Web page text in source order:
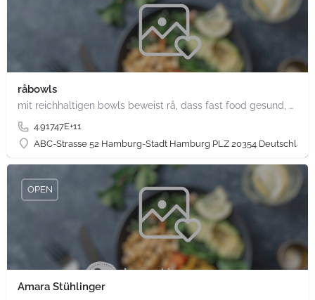
råbowls
mit reichhaltigen bowls beweist rå, dass fast food gesund, nachhaltig und hundertprozentig vegan sein kann.…
4.91747E+11
ABC-Strasse 52 Hamburg-Stadt Hamburg PLZ 20354 Deutschland
Amara Stühlinger
OPEN